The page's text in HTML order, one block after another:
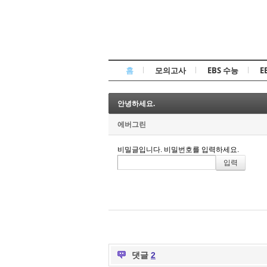
홈 모의고사 EBS 수능
안녕하세요.
에버그린
비밀글입니다. 비밀번호를 입력하세요.
댓글 2